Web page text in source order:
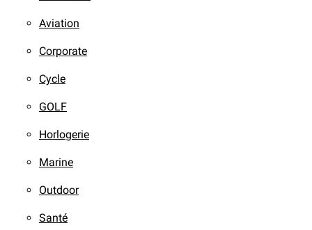
Aviation
Corporate
Cycle
GOLF
Horlogerie
Marine
Outdoor
Santé